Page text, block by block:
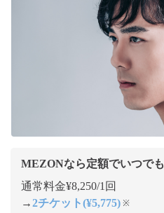
MEZONなら定額でいつでも
通常料金¥8,250/1回
→2チケット(¥5,775) ※